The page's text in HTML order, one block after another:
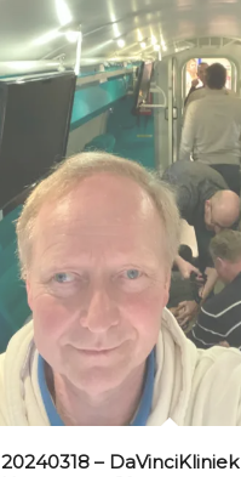
20240318 – DaVinciKliniek